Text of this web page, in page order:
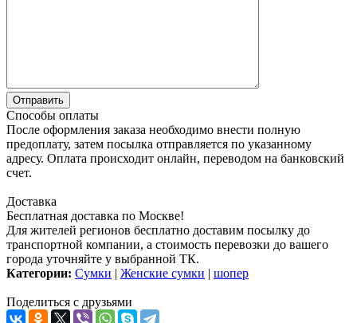
Способы оплаты
После оформления заказа необходимо внести полную
предоплату, затем посылка отправляется по указанному
адресу. Оплата происходит онлайн, переводом на банковский
счет.
Доставка
Бесплатная доставка по Москве!
Для жителей регионов бесплатно доставим посылку до
транспортной компании, а стоимость перевозки до вашего
города уточняйте у выбранной ТК.
Категории: Сумки | Женские сумки | шопер
Поделиться с друзьями